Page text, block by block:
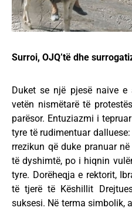
Surroi, OJQ’të dhe
Duket se një pjesë naive
vetën nismëtarë të
parësor. Entuziazmi i
tyre të rudimentuar
rrezikun që duke pranuar
të dyshimtë, po i hiqnin
tyre. Dorëheqja e rektorit,
të tjerë të Këshillit
suksesi. Në terma simbolik,